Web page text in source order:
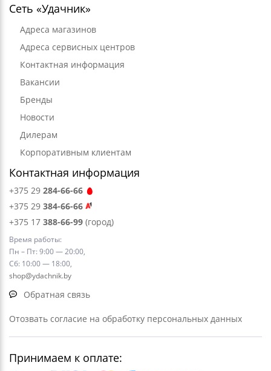
Сеть «Удачник»
Адреса магазинов
Адреса сервисных центров
Контактная информация
Вакансии
Бренды
Новости
Дилерам
Корпоративным клиентам
Контактная информация
+375 29 284-66-66
+375 29 384-66-66
+375 17 388-66-99 (город)
Время работы:
Пн – Пт: 9:00 — 20:00,
Сб: 10:00 — 18:00,
shop@ydachnik.by
Обратная связь
Отозвать согласие на обработку персональных данных
Принимаем к оплате: